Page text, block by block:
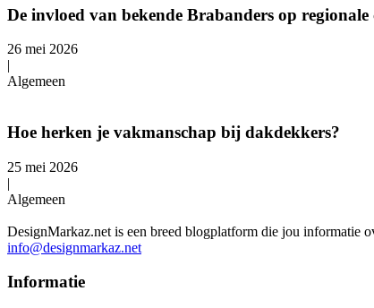
De invloed van bekende Brabanders op
26 mei 2026
|
Algemeen
Hoe herken je vakmanschap bij dakdekkers?
25 mei 2026
|
Algemeen
DesignMarkaz.net is een breed blogplatform die jou informatie
info@designmarkaz.net
Informatie